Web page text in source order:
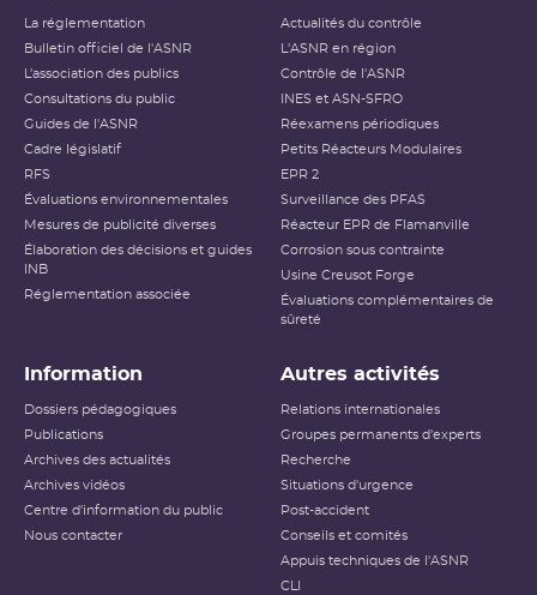
La réglementation
Bulletin officiel de l'ASNR
L’association des publics
Consultations du public
Guides de l'ASNR
Cadre législatif
RFS
Évaluations environnementales
Mesures de publicité diverses
Élaboration des décisions et guides
INB
Réglementation associée
Actualités du contrôle
L'ASNR en région
Contrôle de l'ASNR
INES et ASN-SFRO
Réexamens périodiques
Petits Réacteurs Modulaires
EPR 2
Surveillance des PFAS
Réacteur EPR de Flamanville
Corrosion sous contrainte
Usine Creusot Forge
Évaluations complémentaires de
sûreté
Information
Dossiers pédagogiques
Publications
Archives des actualités
Archives vidéos
Centre d'information du public
Nous contacter
Autres activités
Relations internationales
Groupes permanents d'experts
Recherche
Situations d'urgence
Post-accident
Conseils et comités
Appuis techniques de l'ASNR
CLI